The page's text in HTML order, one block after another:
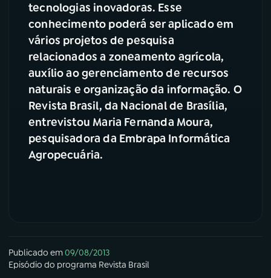
06VIDEOCASTS
07 ÚLTIMAS
08FESTIVAL DE MÚSICA
YouTube
tecnologias inovadoras. Esse
conhecimento poderá ser aplicado em
vários projetos de pesquisa
relacionados a zoneamento agrícola,
auxílio ao gerenciamento de recursos
naturais e organização da informação. O
Revista Brasil, da Nacional de Brasília,
entrevistou Maria Fernanda Moura,
pesquisadora da Embrapa Informática
Agropecuária.
Publicado em09/08/2013
Episódio do programa Revista Brasil